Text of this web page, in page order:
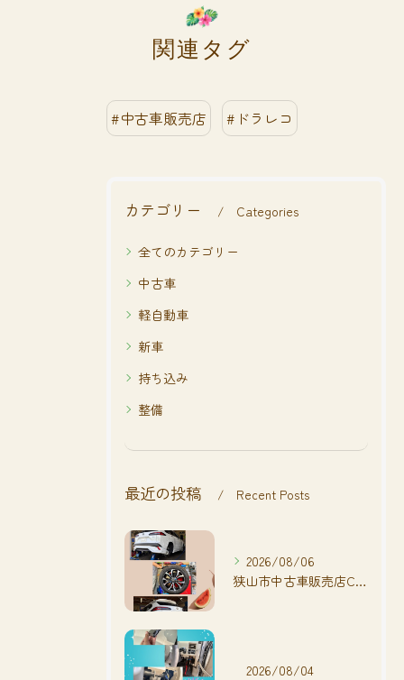
関連タグ
#中古車販売店 #ドラレコ
カテゴリー Categories
全てのカテゴリー
中古車
軽自動車
新車
持ち込み
整備
最近の投稿 Recent Posts
2026/08/06
狭山市中古車販売店CarShop FACT.🚗
2026/08/04